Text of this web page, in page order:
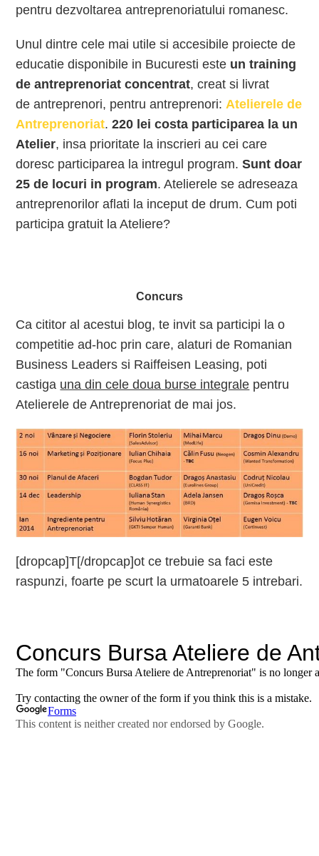
pentru dezvoltarea antreprenoriatului romanesc.
Unul dintre cele mai utile si accesibile proiecte de
educatie disponibile in Bucuresti este un training
de antreprenoriat concentrat, creat si livrat
de antreprenori, pentru antreprenori:Atelierele de
Antreprenoriat.220 lei costa participarea la un
Atelier, insa prioritate la inscrieri au cei care
doresc participarea la intregul program.Sunt doar
25 de locuri in program. Atelierele se adreseaza
antreprenorilor aflati la inceput de drum. Cum poti
participa gratuit la Ateliere?
Concurs
Ca cititor al acestui blog, te invit sa participi la o
competitie ad-hoc prin care, alaturi de Romanian
Business Leaders si Raiffeisen Leasing, poti
castiga una din cele doua burse integrale pentru
Atelierele de Antreprenoriat de mai jos.
[dropcap]T[/dropcap]ot ce trebuie sa faci este
raspunzi, foarte pe scurt la urmatoarele 5 intrebari.